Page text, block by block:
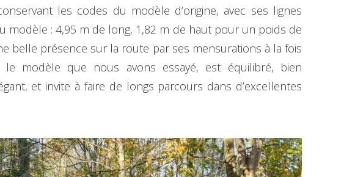
les codes du modèle d’origine, avec ses lignes
: 4,95 m de long, 1,82 m de haut pour un poids de
belle présence sur la route par ses mensurations à la fois
le modèle que nous avons essayé, est équilibré, bien
et invite à faire de longs parcours dans d’excellentes